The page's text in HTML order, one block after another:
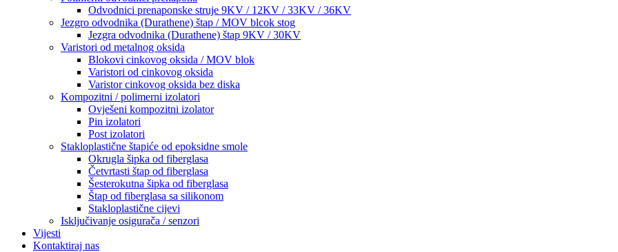
Odvodnici prenaponske struje 9KV / 12KV / 33KV / 36KV
Jezgro odvodnika (Durathene) štap / MOV blcok stog
Jezgra odvodnika (Durathene) štap 9KV / 30KV
Varistori od metalnog oksida
Blokovi cinkovog oksida / MOV blok
Varistori od cinkovog oksida
Varistor cinkovog oksida bez diska
Kompozitni / polimerni izolatori
Ovješeni kompozitni izolator
Pin izolatori
Post izolatori
Stakloplastične štapiće od epoksidne smole
Okrugla šipka od fiberglasa
Četvrtasti štap od fiberglasa
Šesterokutna šipka od fiberglasa
Štap od fiberglasa sa silikonom
Stakloplastične cijevi
Isključivanje osigurača / senzori
Vijesti
Kontaktiraj nas